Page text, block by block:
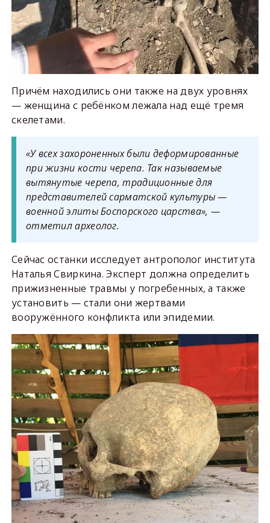
Причём находились они также на двух уровнях
— женщина с ребёнком лежала над ещё тремя
скелетами.
«У всех захороненных были деформированные
при жизни кости черепа. Так называемые
вытянутые черепа, традиционные для
представителей сарматской культуры —
военной элиты Боспорского царства», —
отметил археолог.
Сейчас останки исследует антрополог института
Наталья Свиркина. Эксперт должна определить
прижизненные травмы у погребенных, а также
установить — стали они жертвами
вооружённого конфликта или эпидемии.